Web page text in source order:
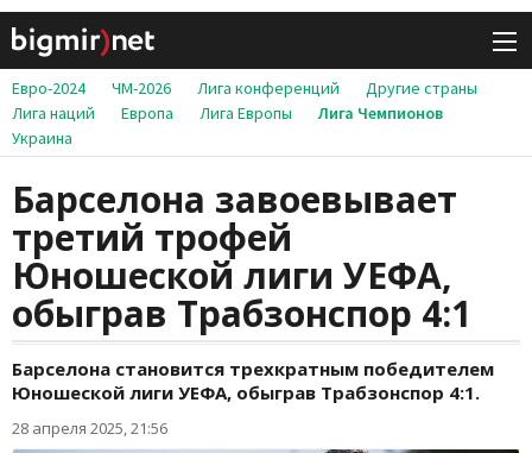
Евро-2024 ЧМ-2026 Лига конференций
Другие страны
Лига наций
Европа Лига Европы
Лига Чемпионов
Украина
Барселона завоевывает
третий трофей
Юношеской лиги УЕФА,
обыграв Трабзонспор 4:1
Барселона становится трехкратным победителем
Юношеской лиги УЕФА, обыграв Трабзонспор 4:1.
28 апреля 2025, 21:56